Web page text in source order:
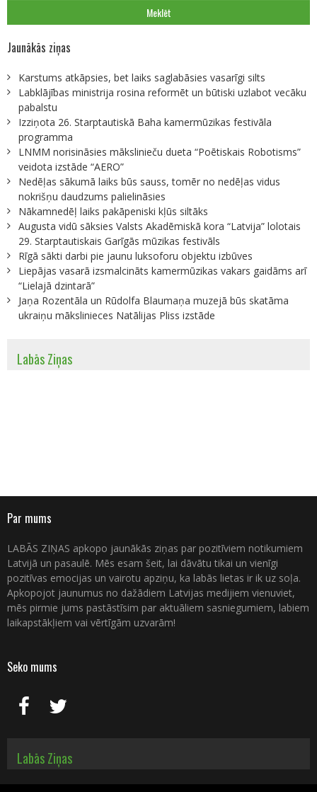
Jaunākās ziņas
Karstums atkāpsies, bet laiks saglabāsies vasarīgi silts
Labklājības ministrija rosina reformēt un būtiski uzlabot vecāku
pabalstu
Izziņota 26. Starptautiskā Baha kamermūzikas festivāla
programma
LNMM norisināsies mākslinieču dueta “Poētiskais Robotisms”
veidota izstāde “AERO”
Nedēļas sākumā laiks būs sauss, tomēr no nedēļas vidus
nokrišņu daudzums palielināsies
Nākamnedēļ laiks pakāpeniski kļūs siltāks
Augusta vidū sāksies Valsts Akadēmiskā kora “Latvija” lolotais
29. Starptautiskais Garīgās mūzikas festivāls
Rīgā sākti darbi pie jaunu luksoforu objektu izbūves
Liepājas vasarā izsmalcināts kamermūzikas vakars gaidāms arī
“Lielajā dzintarā”
Jaņa Rozentāla un Rūdolfa Blaumaņa muzejā būs skatāma
ukraiņu mākslinieces Natālijas Pliss izstāde
Labās Ziņas
Par mums
LABĀS ZIŅAS apkopo jaunākās ziņas par pozitīviem notikumiem
Latvijā un pasaulē. Mēs esam šeit, lai dāvātu tikai un vienīgi
pozitīvas emocijas un vairotu apziņu, ka labās lietas ir ik uz soļa.
Apkopojot jaunumus no dažādiem Latvijas medijiem vienuviet,
mēs pirmie jums pastāstīsim par aktuāliem sasniegumiem, labiem
laikapstākļiem vai vērtīgām uzvarām!
Seko mums
Labās Ziņas